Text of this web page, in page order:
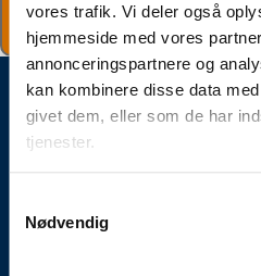
vores trafik. Vi deler også
hjemmeside med vores
annonceringspartnere og
kan kombinere disse data
givet dem, eller som de har
tjenester.
Nødvendig
Brug for hjælp?
Kontakt os
contact@electricon.dk
Ydelser